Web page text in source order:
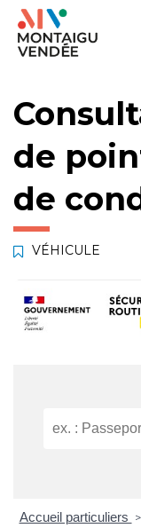
Gestion des traceurs
Aller
Aller
contenu
Aller
pied
de
de
VÉHICULE
Accueil particuliers >